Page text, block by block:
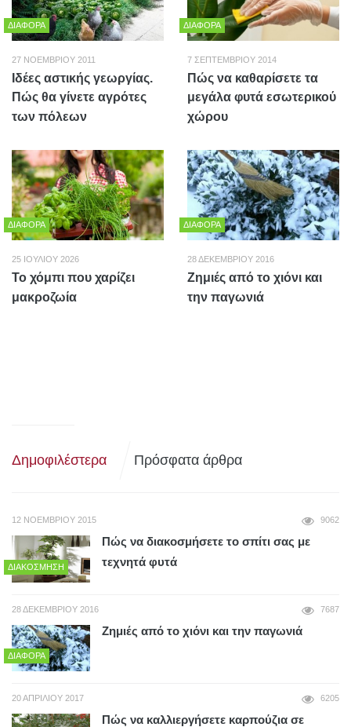
ΔΙΆΦΟΡΑ
27 ΝΟΕΜΒΡΊΟΥ 2011
Ιδέες αστικής γεωργίας.
Πώς θα γίνετε αγρότες
των πόλεων
ΔΙΆΦΟΡΑ
7 ΣΕΠΤΕΜΒΡΊΟΥ 2014
Πώς να καθαρίσετε τα
μεγάλα φυτά εσωτερικού
χώρου
ΔΙΆΦΟΡΑ
25 ΙΟΥΛΊΟΥ 2026
To χόμπι που χαρίζει
μακροζωία
ΔΙΆΦΟΡΑ
28 ΔΕΚΕΜΒΡΊΟΥ 2016
Ζημιές από το χιόνι και
την παγωνιά
Δημοφιλέστερα Πρόσφατα άρθρα
12 ΝΟΕΜΒΡΊΟΥ 2015 9062
ΔΙΑΚΌΣΜΗΣΗ
Πώς να διακοσμήσετε το σπίτι σας με
τεχνητά φυτά
28 ΔΕΚΕΜΒΡΊΟΥ 2016 7687
ΔΙΆΦΟΡΑ
Ζημιές από το χιόνι και την παγωνιά
20 ΑΠΡΙΛΊΟΥ 2017 6205
Πώς να καλλιεργήσετε καρπούζια σε